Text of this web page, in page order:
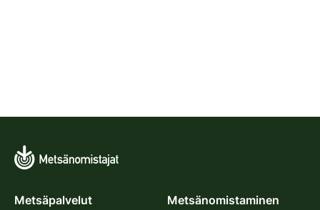
Metsäpalvelut
Metsänomistaminen